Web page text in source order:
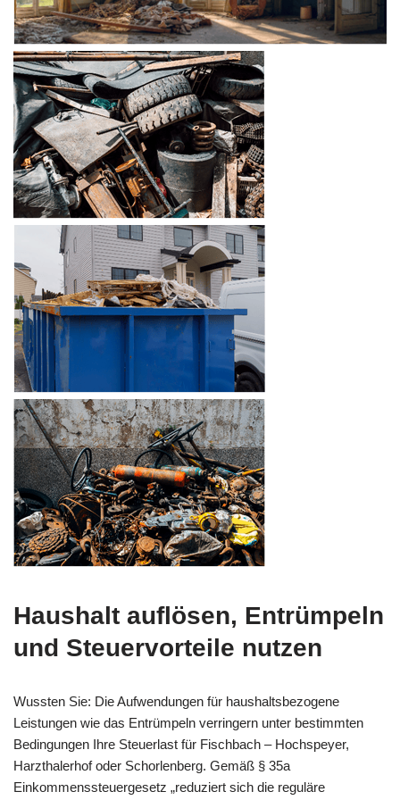
Haushalt auflösen, Entrümpeln
und Steuervorteile nutzen
Wussten Sie: Die Aufwendungen für haushaltsbezogene
Leistungen wie das Entrümpeln verringern unter bestimmten
Bedingungen Ihre Steuerlast für Fischbach – Hochspeyer,
Harzthalerhof oder Schorlenberg. Gemäß § 35a
Einkommenssteuergesetz „reduziert sich die reguläre